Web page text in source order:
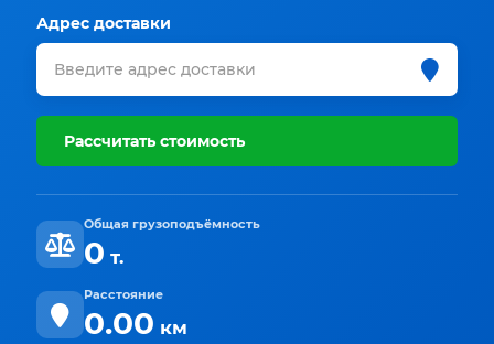
Адрес доставки
Рассчитать стоимость
Общая грузоподъёмность
0 т.
Расстояние
0.00 км